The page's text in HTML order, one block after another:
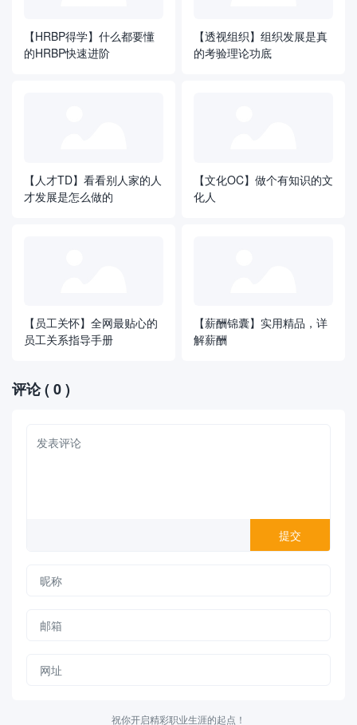
【HRBP得学】什么都要懂
的HRBP快速进阶
【透视组织】组织发展是真
的考验理论功底
【人才TD】看看别人家的人
才发展是怎么做的
【文化OC】做个有知识的文
化人
【员工关怀】全网最贴心的
员工关系指导手册
【薪酬锦囊】实用精品，详
解薪酬
评论( 0 )
祝你开启精彩职业生涯的起点！